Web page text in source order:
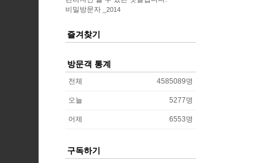
비밀방문자
2014
즐겨찾기
방문객 통계
전체 4585089명
오늘 5277명
어제 6553명
구독하기